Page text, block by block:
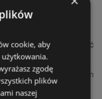
ODLEGŁOŚĆ
1,61 km
cookie, aby
zgodę
plików
naszej